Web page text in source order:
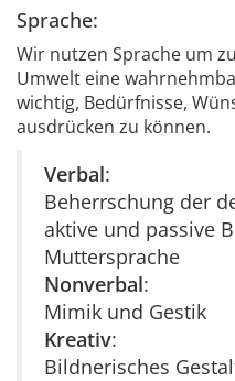
Sprache:
Wir nutzen Sprache um
Umwelt eine
wichtig, Bedürfnisse,
ausdrücken zu können.
Verbal:
Beherrschung der
aktive und passive
Muttersprache
Nonverbal:
Mimik und Gestik
Kreativ:
Bildnerisches